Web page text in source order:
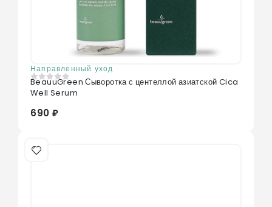
Направленный уход
0 из 5
BeauuGreen Сыворотка с центеллой азиатской Cica
Well Serum
690 ₽